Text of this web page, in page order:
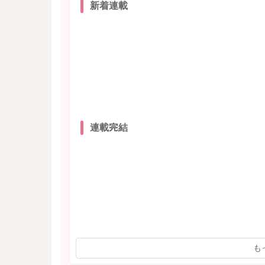
新着連載
連載完結
も